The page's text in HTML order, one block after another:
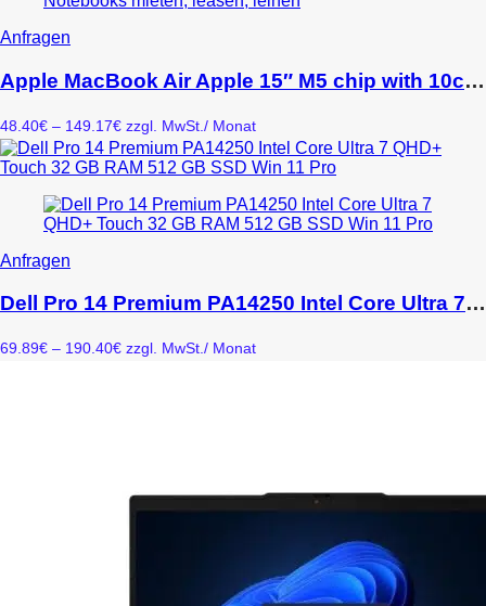
Anfragen
weist
mehrere
auf.
Die
Optionen
auf
der
gewählt
Apple MacBook Air Apple 15″ M5 chip with 10core CPU and 10core GPU 16GB 512GB SSD Midnight
48.40€ – 149.17€Preisspanne:
48.40€
bis
zzgl. MwSt. / Monat
Anfragen
weist
mehrere
auf.
gewählt
Dell Pro 14 Premium PA14250 Intel Core Ultra 7 QHD+ Touch 32 GB RAM 512 GB SSD Win 11 Pro
69.89€ – 190.40€Preisspanne:
zzgl. MwSt. / Monat